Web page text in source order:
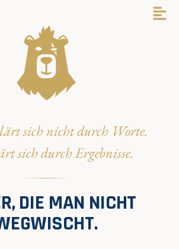
sich nicht durch Worte.
sich durch Ergebnisse.
DIE MAN NICHT